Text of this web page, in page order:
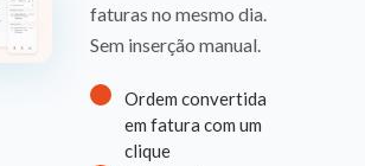
faturas no mesmo dia.
Sem inserção manual.
Ordem convertida
em fatura com um
clique